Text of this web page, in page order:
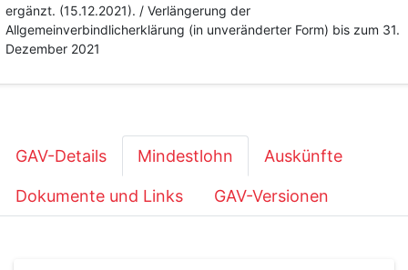
ergänzt. (15.12.2021). / Verlängerung der
Allgemeinverbindlicherklärung (in unveränderter Form) bis zum 31.
Dezember 2021
GAV-Details Mindestlohn Auskünfte
Dokumente und Links GAV-Versionen